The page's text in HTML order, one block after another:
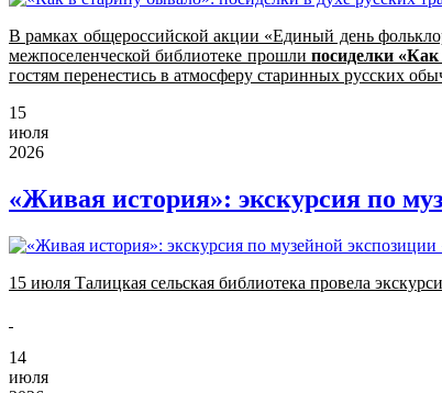
В рамках общероссийской акции «Единый день
межпоселенческой библиотеке прошли посиделки
гостям перенестись в атмосферу старинных русских
15
июля
2026
«Живая история»: экскурсия по
15 июля Талицкая сельская библиотека провела
14
июля